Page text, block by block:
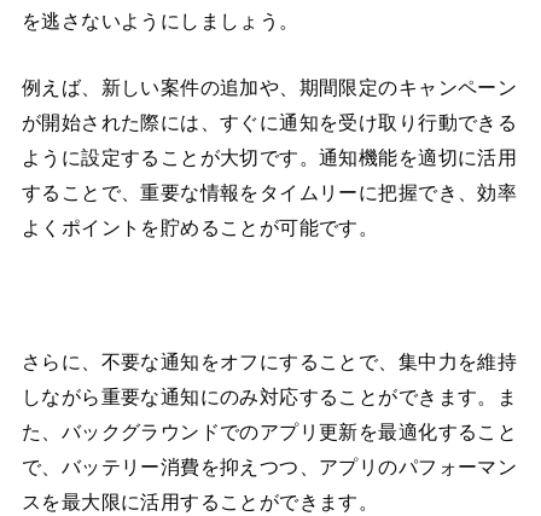
を逃さないようにしましょう。
例えば、新しい案件の追加や、期間限定のキャンペーン
が開始された際には、すぐに通知を受け取り行動できる
ように設定することが大切です。通知機能を適切に活用
することで、重要な情報をタイムリーに把握でき、効率
よくポイントを貯めることが可能です。
さらに、不要な通知をオフにすることで、集中力を維持
しながら重要な通知にのみ対応することができます。ま
た、バックグラウンドでのアプリ更新を最適化すること
で、バッテリー消費を抑えつつ、アプリのパフォーマン
スを最大限に活用することができます。